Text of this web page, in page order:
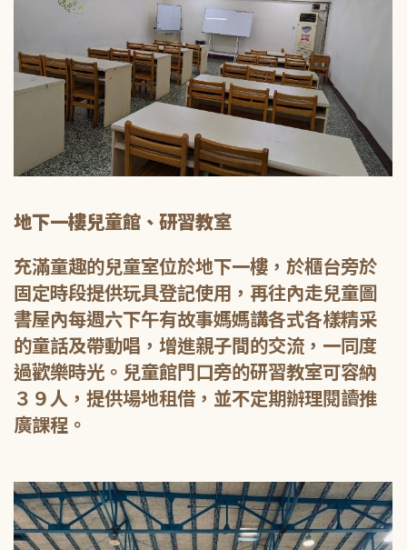
地下一樓兒童館、研習教室
充滿童趣的兒童室位於地下一樓，於櫃台旁於
固定時段提供玩具登記使用，再往內走兒童圖
書屋內每週六下午有故事媽媽講各式各樣精采
的童話及帶動唱，增進親子間的交流，一同度
過歡樂時光。兒童館門口旁的研習教室可容納
３９人，提供場地租借，並不定期辦理閱讀推
廣課程。